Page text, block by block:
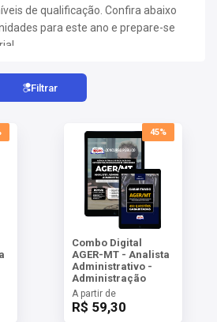
de qualificação. Confira abaixo
para este ano e prepare-se
Filtrar
45%
Combo Digital
AGER-MT - Analista
Administrativo -
Administração
A partir de
R$ 59,30